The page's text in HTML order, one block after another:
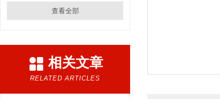
查看全部
相关文章
RELATED ARTICLES